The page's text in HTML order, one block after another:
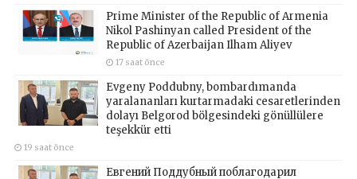
Prime Minister of the Republic of Armenia
Nikol Pashinyan called President of the
Republic of Azerbaijan Ilham Aliyev
17 saat önce
Evgeny Poddubny, bombardımanda
yaralananları kurtarmadaki cesaretlerinden
dolayı Belgorod bölgesindeki gönüllülere
teşekkür etti
19 saat önce
Евгений Поддубный поблагодарил